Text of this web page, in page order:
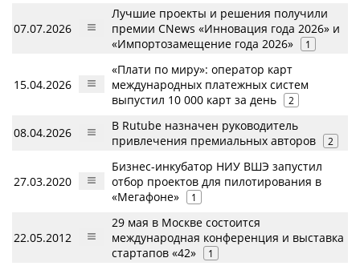
07.07.2026
Лучшие проекты и решения получили
премии CNews «Инновация года 2026» и
«Импортозамещение года 2026»
1
15.04.2026
«Плати по миру»: оператор карт
международных платежных систем
выпустил 10 000 карт за день
2
08.04.2026
В Rutube назначен руководитель
привлечения премиальных авторов
2
27.03.2020
Бизнес-инкубатор НИУ ВШЭ запустил
отбор проектов для пилотирования в
«Мегафоне»
1
22.05.2012
29 мая в Москве состоится
международная конференция и выставка
стартапов «42»
1